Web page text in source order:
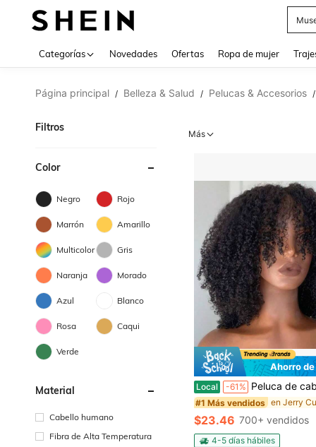
Categorías Novedades Ofertas Ropa de mujer
Página principal / Belleza & Salud / Pelucas & Accesorios /
Filtros
Color
Negro Rojo
Marrón Amarillo
Multicolor Gris
Naranja Morado
Azul Blanco
Rosa Caqui
Verde
Material
Cabello humano
Fibra de Alta Temperatura
Más
Ahorro
Local -61% Peluca de cabello humano rizado Jerry, densidad 200, 3 en 1, sin costuras, con giro, sin pegamento,
#1 Más vendidos
(100+)
#1 Más vendidos
(100+)
#1 Más vendidos
(100+)
#1 Más vendidos
(100+)
$23.46 700+ vendidos
4-5 días hábiles